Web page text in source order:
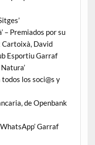
– Premiados por su
David
Esportiu Garraf
los soci@s y
de Openbank
Garraf